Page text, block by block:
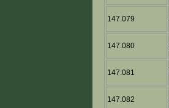
147.079
147.080
147.081
147.082